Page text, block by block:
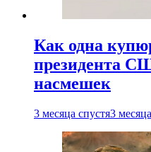
Как одна
президента
насмешек
3 месяца спустя3